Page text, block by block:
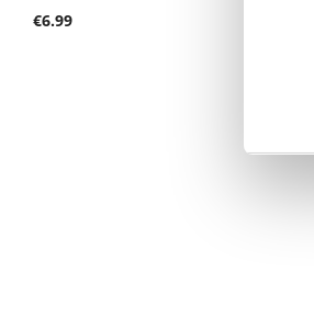
€6.99